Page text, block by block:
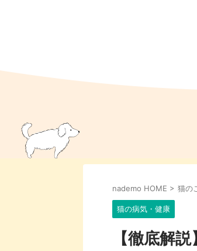
犬の
犬のしつけ
猫の
猫のしつけ
ペッ
nademo HOME > 猫の
猫の病気・健康
【徹底解